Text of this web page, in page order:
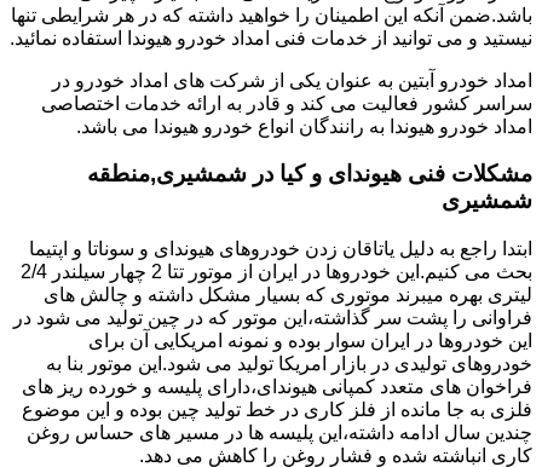
باشد.ضمن آنکه این اطمینان را خواهید داشته که در هر شرایطی تنها
نیستید و می توانید از خدمات فنی امداد خودرو هیوندا استفاده نمائید.
امداد خودرو آبتین به عنوان یکی از شرکت های امداد خودرو در
سراسر کشور فعالیت می کند و قادر به ارائه خدمات اختصاصی
امداد خودرو هیوندا به رانندگان انواع خودرو هیوندا می باشد.
مشکلات فنی هیوندای و کیا در شمشیری,منطقه
شمشیری
ابتدا راجع به دلیل یاتاقان زدن خودروهای هیوندای و سوناتا و اپتیما
بحث می کنیم.این خودروها در ایران از موتور تتا 2 چهار سیلندر 2/4
لیتری بهره میبرند موتوری که بسیار مشکل داشته و چالش های
فراوانی را پشت سر گذاشته،این موتور که در چین تولید می شود در
این خودروها در ایران سوار بوده و نمونه امریکایی آن برای
خودروهای تولیدی در بازار امریکا تولید می شود.این موتور بنا به
فراخوان های متعدد کمپانی هیوندای،دارای پلیسه و خورده ریز های
فلزی به جا مانده از فلز کاری در خط تولید چین بوده و این موضوع
چندین سال ادامه داشته،این پلیسه ها در مسیر های حساس روغن
کاری انباشته شده و فشار روغن را کاهش می دهد.